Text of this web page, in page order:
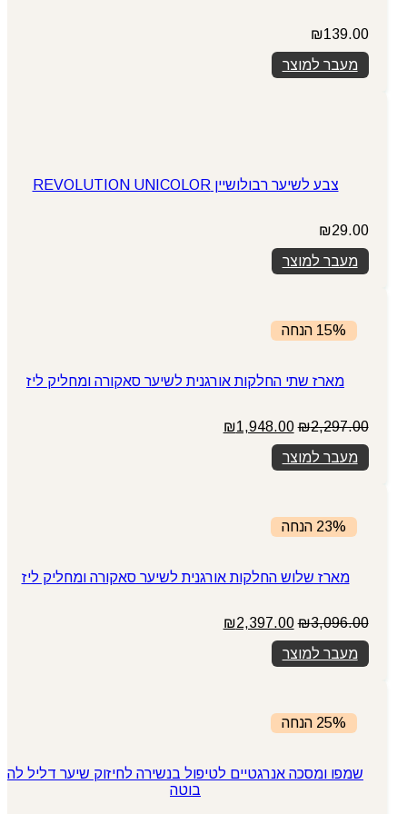
₪139.00
מעבר למוצר
צבע לשיער רבולושיין REVOLUTION UNICOLOR
₪29.00
מעבר למוצר
15% הנחה
מארז שתי החלקות אורגנית לשיער סאקורה ומחליק ליז
₪2,297.00
המחיר
המקורי
היה:
₪2,297.00.
₪1,948.00
מעבר למוצר
23% הנחה
מארז שלוש החלקות אורגנית לשיער סאקורה ומחליק ליז
₪3,096.00
המחיר
המקורי
היה:
₪3,096.00.
₪2,397.00
מעבר למוצר
25% הנחה
שמפו ומסכה אנרגטיים לטיפול בנשירה לחיזוק שיער דליל לה
בוטה